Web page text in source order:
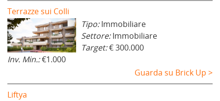
Terrazze sui Colli
Tipo:Immobiliare
Settore:Immobiliare
Target:€ 300.000
Inv. Min.:€1.000
Guarda su Brick Up >
Liftya